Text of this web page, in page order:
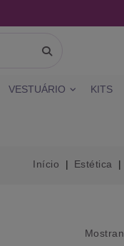
VESTUÁRIO KITS
Início Estética